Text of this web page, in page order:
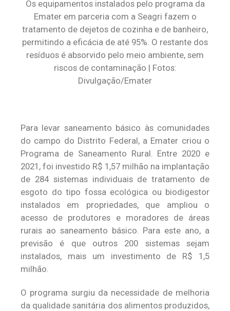
Os equipamentos instalados pelo programa da
Emater em parceria com a Seagri fazem o
tratamento de dejetos de cozinha e de banheiro,
permitindo a eficácia de até 95%. O restante dos
resíduos é absorvido pelo meio ambiente, sem
riscos de contaminação | Fotos:
Divulgação/Emater
Para levar saneamento básico às comunidades
do campo do Distrito Federal, a Emater criou o
Programa de Saneamento Rural. Entre 2020 e
2021, foi investido R$ 1,57 milhão na implantação
de 284 sistemas individuais de tratamento de
esgoto do tipo fossa ecológica ou biodigestor
instalados em propriedades, que ampliou o
acesso de produtores e moradores de áreas
rurais ao saneamento básico. Para este ano, a
previsão é que outros 200 sistemas sejam
instalados, mais um investimento de R$ 1,5
milhão.
O programa surgiu da necessidade de melhoria
da qualidade sanitária dos alimentos produzidos,